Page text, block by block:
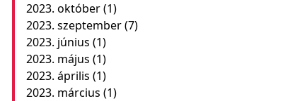
2023. október(1)
2023. szeptember(7)
2023. június (1)
2023. május (1)
2023. április (1)
2023. március (1)